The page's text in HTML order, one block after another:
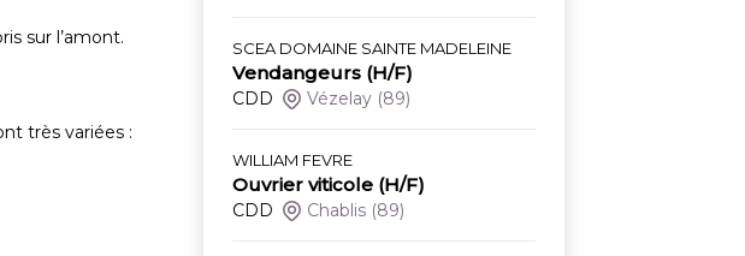
sur l’amont.
très variées :
SCEA DOMAINE SAINTE MADELEINE
Vendangeurs (H/F)
CDD Vézelay (89)
WILLIAM FEVRE
Ouvrier viticole (H/F)
CDD Chablis (89)